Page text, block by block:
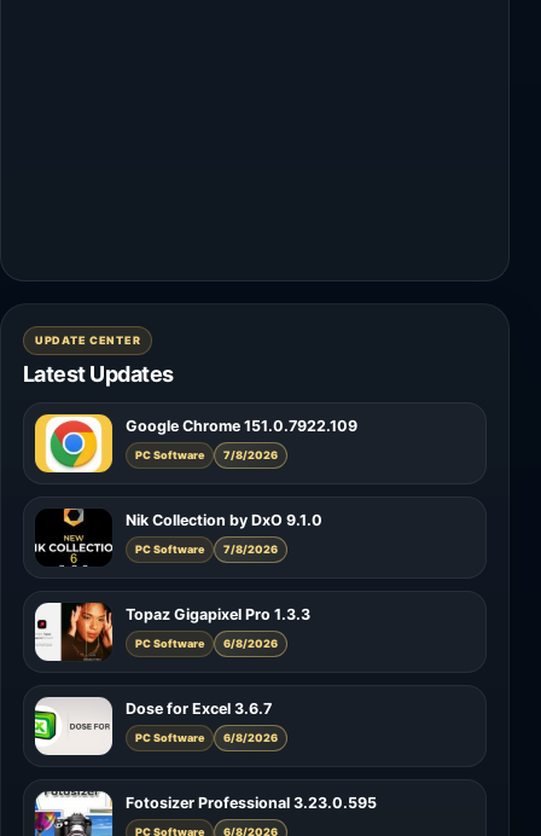
UPDATE CENTER
Latest Updates
Google Chrome 151.0.7922.109
PC Software 7/8/2026
Nik Collection by DxO 9.1.0
PC Software 7/8/2026
Topaz Gigapixel Pro 1.3.3
PC Software 6/8/2026
Dose for Excel 3.6.7
PC Software 6/8/2026
Fotosizer Professional 3.23.0.595
PC Software 6/8/2026